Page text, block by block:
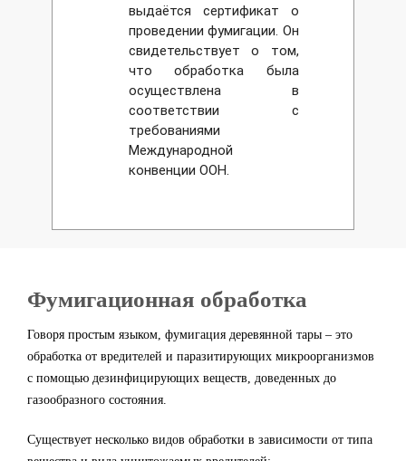
выдаётся сертификат о
проведении фумигации. Он
свидетельствует о том,
что обработка была
осуществлена в
соответствии с
требованиями
Международной
конвенции ООН.
Фумигационная обработка
Говоря простым языком, фумигация деревянной тары – это
обработка от вредителей и паразитирующих микроорганизмов
с помощью дезинфицирующих веществ, доведенных до
газообразного состояния.
Существует несколько видов обработки в зависимости от типа